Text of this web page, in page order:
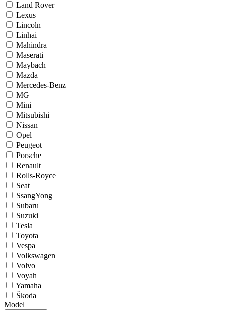
Land Rover
Lexus
Lincoln
Linhai
Mahindra
Maserati
Maybach
Mazda
Mercedes-Benz
MG
Mini
Mitsubishi
Nissan
Opel
Peugeot
Porsche
Renault
Rolls-Royce
Seat
SsangYong
Subaru
Suzuki
Tesla
Toyota
Vespa
Volkswagen
Volvo
Voyah
Yamaha
Škoda
Model